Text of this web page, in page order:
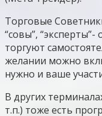
Торговые
“совы”, “эксперты”-
торгуют
желании можно
нужно и ваше
В других
т.п.) тоже есть